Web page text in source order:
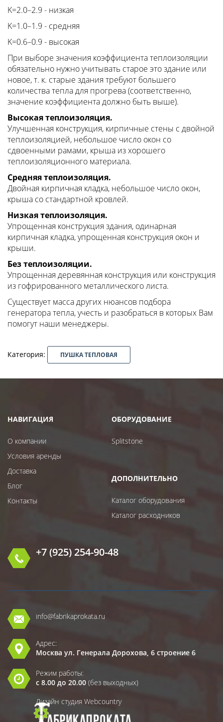
K=2.0–2.9 - низкая
K=1.0–1.9 - средняя
K=0.6–0.9 - высокая
При выборе значения коэффициента теплоизоляции
обязательно нужно учитывать старое это здание или
новое, т. к. старые здания требуют большего
количества тепла для прогрева (соответственно,
значение коэффициента должно быть выше).
Высокая теплоизоляция.
Улучшенная конструкция, кирпичные стены с двойной
теплоизоляцией, небольшое число окон со
сдвоенными рамами, крыша из хорошего
теплоизоляционного материала.
Средняя теплоизоляция.
Двойная кирпичная кладка, небольшое число окон,
крыша со стандартной кровлей.
Низкая теплоизоляция.
Упрощенная конструкция здания, одинарная
кирпичная кладка, упрощенная конструкция окон и
крыши.
Без теплоизоляции.
Упрощенная деревянная конструкция или конструкция
из гофрированного металлического листа.
Существует масса других нюансов подбора
генератора тепла, учесть и разобраться в которых Вам
помогут наши менеджеры.
Категория: ПУШКА ТЕПЛОВАЯ
НАВИГАЦИЯ
О компании
Условия аренды
Доставка
Блог
Контакты
ОБОРУДОВАНИЕ
Splitstone
ДОПОЛНИТЕЛЬНО
Каталог оборудования
Каталог расходников
+7 (925) 254-90-48
info@fabrikaprokata.ru
Адрес:
Москва ул. Генерала Дорохова, 6 строение 6
Режим работы:
с 8.00 до 20.00 (без выходных)
Дизайн студия Webcountry